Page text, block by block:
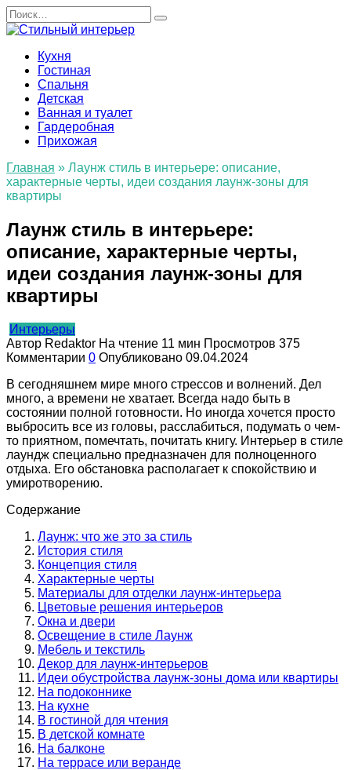
Перейти
к
Search
for:
Кухня
Гостиная
Спальня
Детская
Ванная и туалет
Гардеробная
Прихожая
Главная » Лаунж стиль в интерьере: описание,
характерные черты, идеи создания лаунж-зоны для
квартиры
Лаунж стиль в интерьере:
описание, характерные черты,
идеи создания лаунж-зоны для
квартиры
Интерьеры
Автор Redaktor На чтение 11 мин Просмотров 375
Комментарии 0 Опубликовано 09.04.2024
В сегодняшнем мире много стрессов и волнений. Дел
много, а времени не хватает. Всегда надо быть в
состоянии полной готовности. Но иногда хочется просто
выбросить все из головы, расслабиться, подумать о чем-
то приятном, помечтать, почитать книгу. Интерьер в стиле
лаундж специально предназначен для полноценного
отдыха. Его обстановка располагает к спокойствию и
умиротворению.
Содержание
Лаунж: что же это за стиль
История стиля
Концепция стиля
Характерные черты
Материалы для отделки лаунж-интерьера
Цветовые решения интерьеров
Окна и двери
Освещение в стиле Лаунж
Мебель и текстиль
Декор для лаунж-интерьеров
Идеи обустройства лаунж-зоны дома или квартиры
На подоконнике
На кухне
В гостиной для чтения
В детской комнате
На балконе
На террасе или веранде